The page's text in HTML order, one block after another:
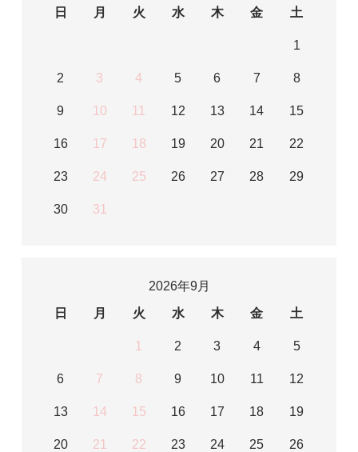
日
月 火 水 木 金 土
1
2 3 4 5 6 7 8
9 10 11 12 13 14 15
16 17 18 19 20 21 22
23 24 25 26 27 28 29
30 31
2026年9月
日
月 火 水 木 金 土
1 2 3 4 5
6 7 8 9 10 11 12
13 14 15 16 17 18 19
20 21 22 23 24 25 26